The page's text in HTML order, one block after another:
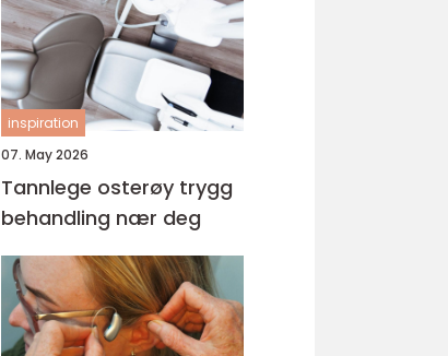
inspiration
07. May 2026
Tannlege osterøy trygg
behandling nær deg